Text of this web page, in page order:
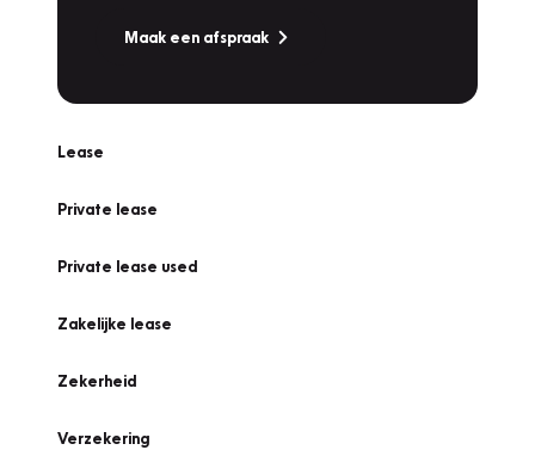
Maak een afspraak
Lease
Private lease
Private lease used
Zakelijke lease
Zekerheid
Verzekering